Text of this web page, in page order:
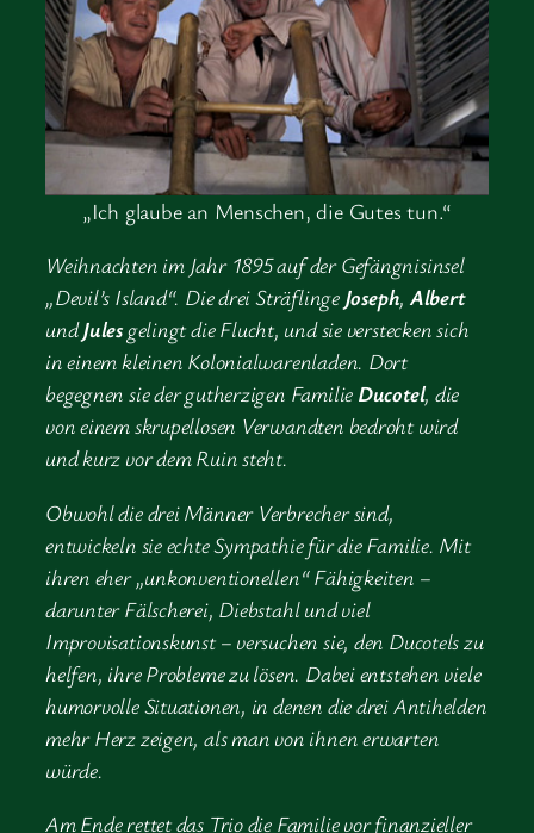
„Ich glaube an Menschen, die Gutes tun.“
Weihnachten im Jahr 1895 auf der Gefängnisinsel
„Devil’s Island“. Die drei Sträflinge Joseph,Albert
undJulesgelingt die Flucht, und sie verstecken sich
in einem kleinen Kolonialwarenladen. Dort
begegnen sie der gutherzigen Familie Ducotel, die
von einem skrupellosen Verwandten bedroht wird
und kurz vor dem Ruin steht.
Obwohl die drei Männer Verbrecher sind,
entwickeln sie echte Sympathie für die Familie. Mit
ihren eher „unkonventionellen“ Fähigkeiten –
darunter Fälscherei, Diebstahl und viel
Improvisationskunst – versuchen sie, den Ducotels zu
helfen, ihre Probleme zu lösen. Dabei entstehen viele
humorvolle Situationen, in denen die drei Antihelden
mehr Herz zeigen, als man von ihnen erwarten
würde.
Am Ende rettet das Trio die Familie vor finanzieller